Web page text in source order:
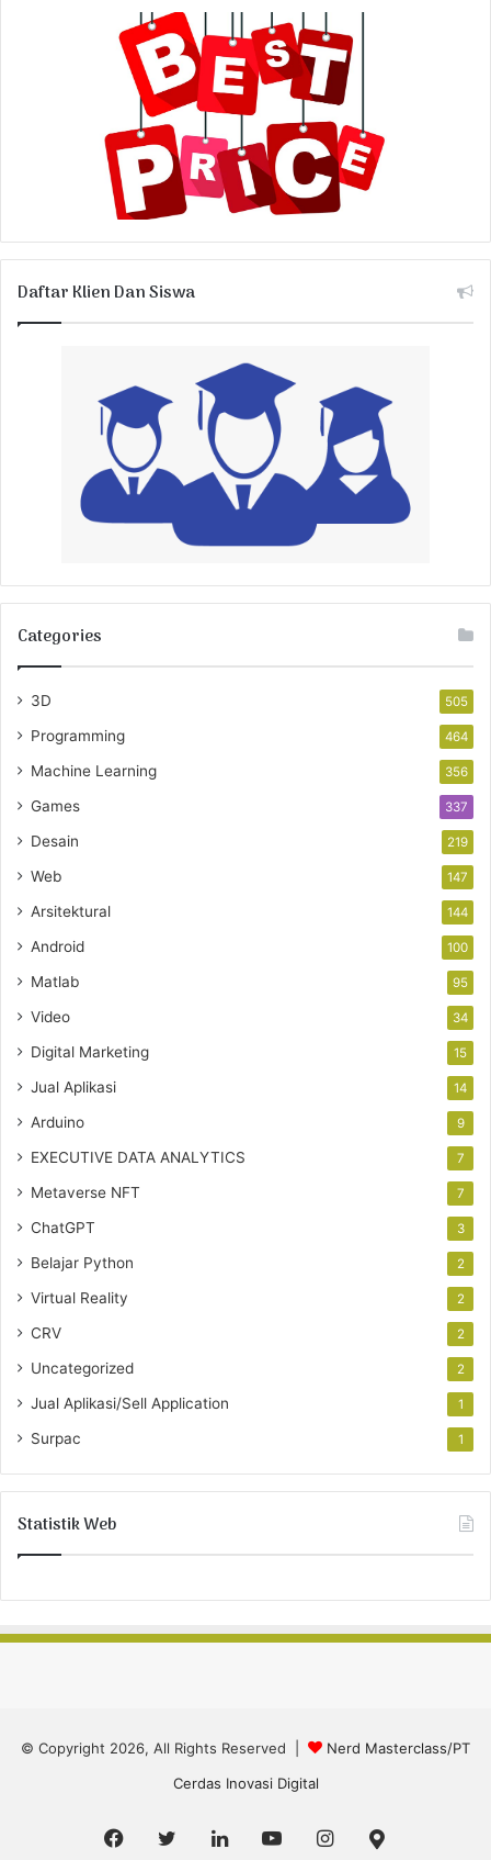
Daftar Klien Dan Siswa
Categories
3D 505
Programming 464
Machine Learning 356
Games 337
Desain 219
Web 147
Arsitektural 144
Android 100
Matlab 95
Video 34
Digital Marketing 15
Jual Aplikasi 14
Arduino 9
EXECUTIVE DATA ANALYTICS 7
Metaverse NFT 7
ChatGPT 3
Belajar Python 2
Virtual Reality 2
CRV 2
Uncategorized 2
Jual Aplikasi/Sell Application 1
Surpac 1
Statistik Web
© Copyright 2026, All Rights Reserved |
Nerd Masterclass/PT
Cerdas Inovasi Digital
Facebook
TwitterLinkedInYouTubeInstagram